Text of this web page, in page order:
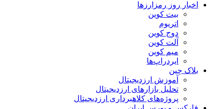
اخبار روز رمزارزها
بیت کوین
اتریوم
دوج کوین
آلت کوین
میم کوین‌
ایردراپ‌ها
بلاک چین
آموزش ارزدیجیتال
تحلیل بازارهای ارزدیجیتال
پروژه‌های کلاهبرداری ارزدیجیتال